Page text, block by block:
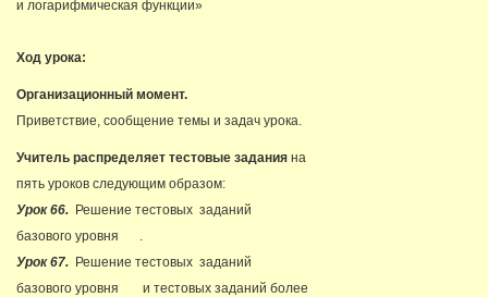
и логарифмическая функции»
Ход урока:
Организационный момент.
Приветствие, сообщение темы и задач урока.
Учитель распределяет тестовые задания на
пять уроков следующим образом:
Урок 66. Решение тестовых заданий
базового уровня
.
Урок 67. Решение тестовых заданий
базового уровня
и тестовых заданий более